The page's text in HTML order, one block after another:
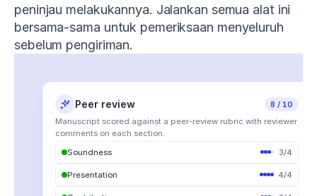
peninjau melakukannya. Jalankan semua alat ini
bersama-sama untuk pemeriksaan menyeluruh
sebelum pengiriman.
Peer review
8 / 10
Manuscript scored against a peer-review rubric with reviewer
comments on each section.
Soundness
3/4
Presentation 4/4
Claim confidence 7 issues
Proofread 18 edits
Word choice
outcomes.
Tone of voice 22 notes
All Suggestions 22
Vocabulary 6